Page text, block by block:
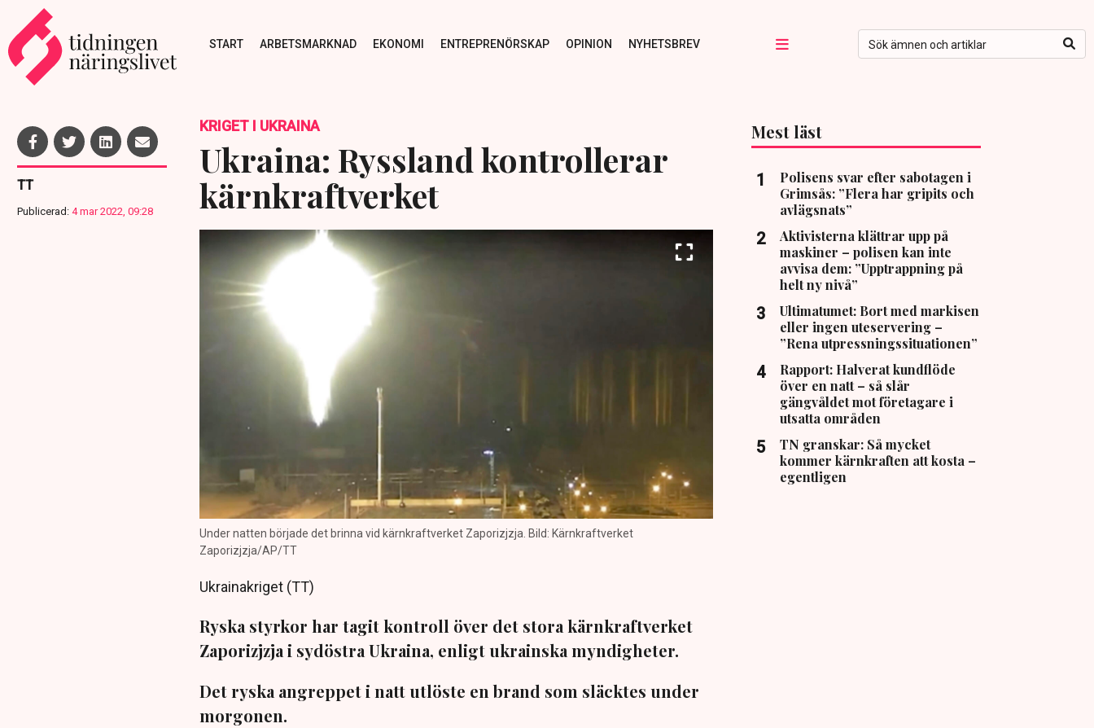
START ARBETSMARKNAD EKONOMI ENTREPRENÖRSKAP OPINION NYHETSBREV
TT
Publicerad: 4 mar 2022, 09:28
KRIGET I UKRAINA
Ukraina: Ryssland kontrollerar
kärnkraftverket
Under natten började det brinna vid kärnkraftverket Zaporizjzja. Bild: Kärnkraftverket
Zaporizjzja/AP/TT
Ukrainakriget (TT)
Ryska styrkor har tagit kontroll över det stora kärnkraftverket
Zaporizjzja i sydöstra Ukraina, enligt ukrainska myndigheter.
Det ryska angreppet i natt utlöste en brand som släcktes under
morgonen.
Mest läst
Polisens svar efter sabotagen i
Grimsås: ”Flera har gripits och
avlägsnats”
Aktivisterna klättrar upp på
maskiner – polisen kan inte
avvisa dem: ”Upptrappning på
helt ny nivå”
Ultimatumet: Bort med markisen
eller ingen uteservering –
”Rena utpressningssituationen”
Rapport: Halverat kundflöde
över en natt – så slår
gängvåldet mot företagare i
utsatta områden
TN granskar: Så mycket
kommer kärnkraften att kosta –
egentligen